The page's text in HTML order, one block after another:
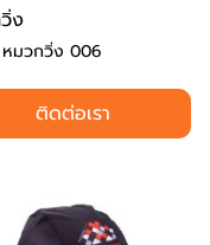
ง
หมวกวิ่ง 006
ติดต่อเรา